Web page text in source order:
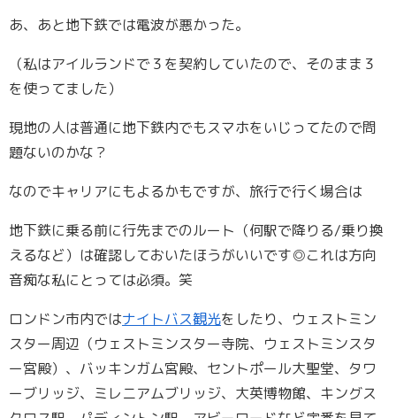
あ、あと地下鉄では電波が悪かった。
（私はアイルランドで３を契約していたので、そのまま３
を使ってました）
現地の人は普通に地下鉄内でもスマホをいじってたので問
題ないのかな？
なのでキャリアにもよるかもですが、旅行で行く場合は
地下鉄に乗る前に行先までのルート（何駅で降りる/乗り換
えるなど）は確認しておいたほうがいいです◎これは方向
音痴な私にとっては必須。笑
ロンドン市内ではナイトバス観光をしたり、ウェストミン
スター周辺（ウェストミンスター寺院、ウェストミンスタ
ー宮殿）、バッキンガム宮殿、セントポール大聖堂、タワ
ーブリッジ、ミレニアムブリッジ、大英博物館、キングス